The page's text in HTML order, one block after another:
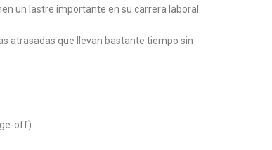
un lastre importante en su carrera laboral.
atrasadas que llevan bastante tiempo sin
off)